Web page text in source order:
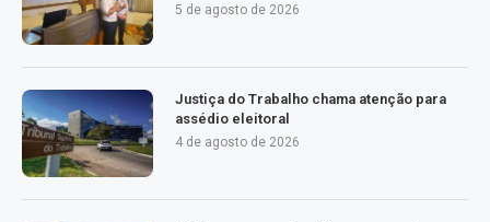
5 de agosto de 2026
Justiça do Trabalho chama atenção para
assédio eleitoral
4 de agosto de 2026